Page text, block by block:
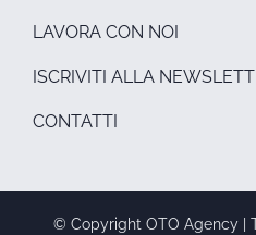
LAVORA CON NOI
ISCRIVITI ALLA
CONTATTI
© Copyright OTO Agency |